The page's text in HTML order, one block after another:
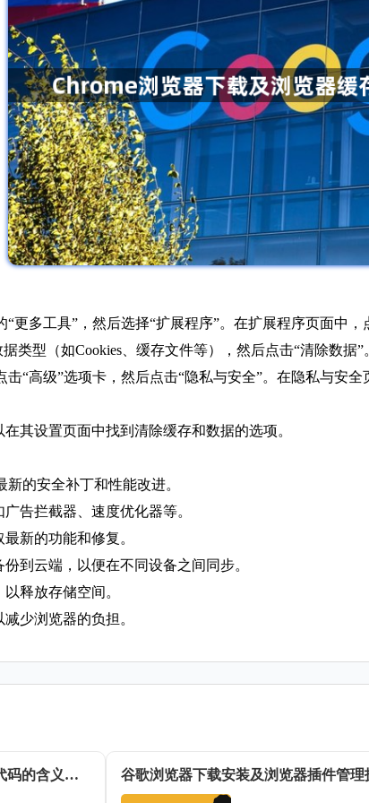
“更多工具”，然后选择“扩展程序”。在扩展程序页面中
类型（如Cookies、缓存文件等），然后点击“清除数据”
击“高级”选项卡，然后点击“隐私与安全”。在隐私与安
其设置页面中找到清除缓存和数据的选项。
的安全补丁和性能改进。
告拦截器、速度优化器等。
新的功能和修复。
到云端，以便在不同设备之间同步。
释放存储空间。
少浏览器的负担。
google浏览器下载安装提示错误代码的含义是什么 谷歌浏览器下载安装及浏览器插件管理